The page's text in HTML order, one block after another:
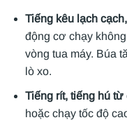
Tiếng kêu lạch
động cơ chạy
vòng tua máy. Búa
lò xo.
Tiếng rít, tiếng hú
hoặc chạy tốc độ